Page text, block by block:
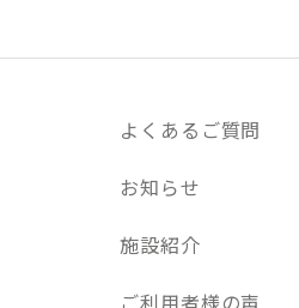
よくあるご質問
お知らせ
施設紹介
ご利用者様の声